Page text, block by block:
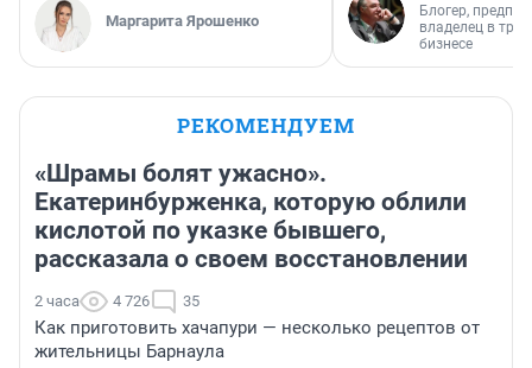
Маргарита Ярошенко
Блогер,
владелец в
бизнесе
РЕКОМЕНДУЕМ
«Шрамы болят ужасно».
Екатеринбурженка, которую облили
кислотой по указке бывшего,
рассказала о своем восстановлении
2 часа 4 726 35
Как приготовить хачапури — несколько рецептов от
жительницы Барнаула